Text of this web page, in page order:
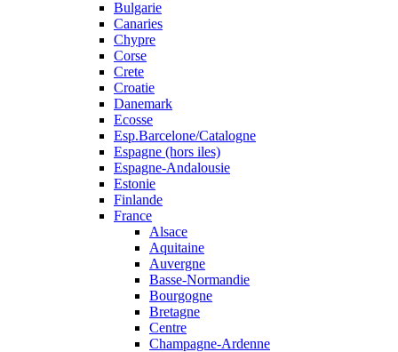
Bulgarie
Canaries
Chypre
Corse
Crete
Croatie
Danemark
Ecosse
Esp.Barcelone/Catalogne
Espagne (hors iles)
Espagne-Andalousie
Estonie
Finlande
France
Alsace
Aquitaine
Auvergne
Basse-Normandie
Bourgogne
Bretagne
Centre
Champagne-Ardenne